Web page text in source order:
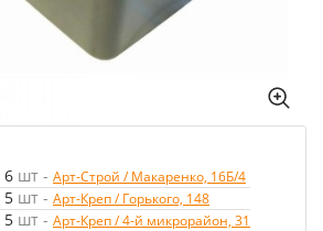
6 шт - Арт-Строй / Макаренко, 16Б/4
5 шт - Арт-Креп / Горького, 148
5 шт - Арт-Креп / 4-й микрорайон, 31